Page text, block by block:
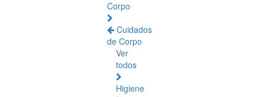
Corpo
Cuidados
de Corpo
Ver
todos
Higiene